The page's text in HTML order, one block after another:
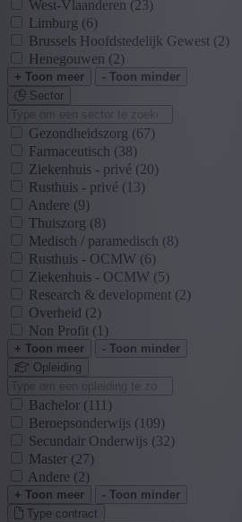
West-Vlaanderen (23)
Limburg (6)
Brussels Hoofdstedelijk Gewest (2)
Henegouwen (2)
+ Toon meer
- Toon minder
Sector
Gezondheidszorg (67)
Farmaceutisch (38)
Ziekenhuis - privé (20)
Rusthuis - privé (13)
Andere (9)
Thuiszorg (8)
Medisch / paramedisch (8)
Rusthuis - OCMW (6)
Ziekenhuis - OCMW (5)
Research & development (2)
Overheid (2)
Non Profit (1)
+ Toon meer
- Toon minder
Opleiding
Bachelor (111)
Beroepsonderwijs (109)
Secundair Onderwijs (32)
Master (27)
Andere (2)
+ Toon meer
- Toon minder
Type contract